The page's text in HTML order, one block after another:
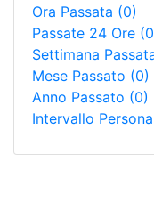
Ora Passata (0)
Passate 24 Ore
Settimana
Mese Passato (0)
Anno Passato (0)
Intervallo